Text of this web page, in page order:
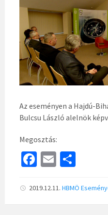
Az eseményen a Hajdú-
Bulcsu László alelnök
Megosztás:
Fa
b
o
E
ai
l
ar
e
2019.12.11. HBMÖ